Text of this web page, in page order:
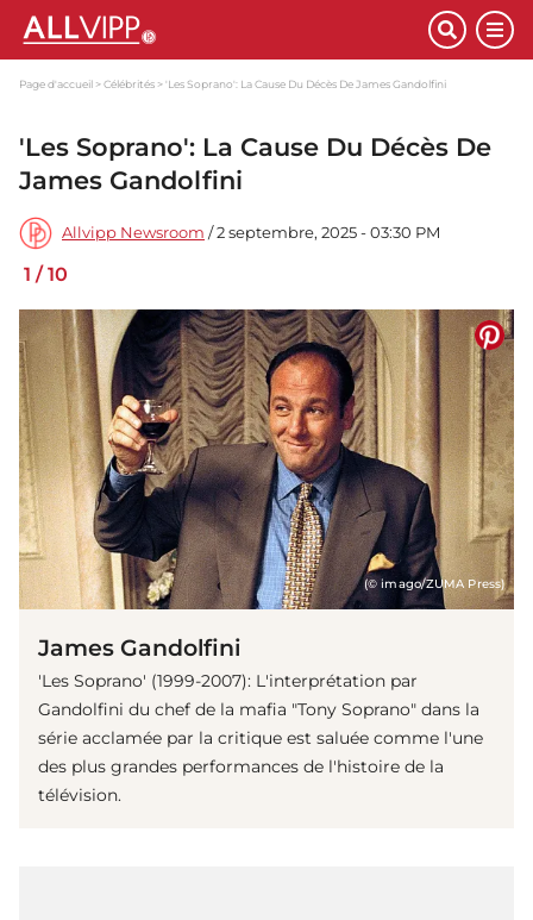
Page d'accueil Célébrités 'Les Soprano': La Cause Du Décès De James Gandolfini
'Les Soprano': La Cause Du Décès De
James Gandolfini
Allvipp Newsroom / 2 septembre, 2025 - 03:30 PM
1 /10
(© imago/ZUMA Press)
James Gandolfini
'Les Soprano' (1999-2007): L'interprétation par
Gandolfini du chef de la mafia "Tony Soprano" dans la
série acclamée par la critique est saluée comme l'une
des plus grandes performances de l'histoire de la
télévision.